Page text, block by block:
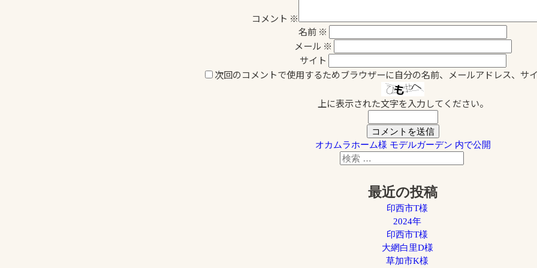
コメント ※
名前 ※
メール ※
サイト
次回のコメントで使用するためブラウザーに自分の名前、メールアドレス、サ
上に表示された文字を入力してください。
オカムラホーム様 モデルガーデン 内で公開
検
最近の投稿
印西市T様
2024年
印西市T様
大網白里D様
草加市K様